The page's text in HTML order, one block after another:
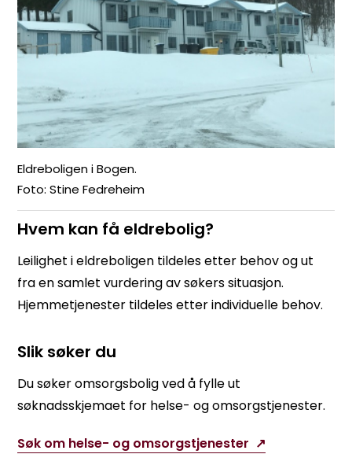
Eldreboligen i Bogen.
Stine Fedreheim
Hvem kan få eldrebolig?
Leilighet i eldreboligen tildeles etter behov og ut
fra en samlet vurdering av søkers situasjon.
Hjemmetjenester tildeles etter individuelle behov.
Slik søker du
Du søker omsorgsbolig ved å fylle ut
søknadsskjemaet for helse- og omsorgstjenester.
Søk om helse- og omsorgstjenester